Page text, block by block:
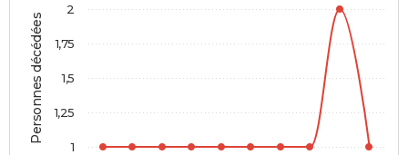
Personnes décédées
1
1,25
1,5
1,75
2